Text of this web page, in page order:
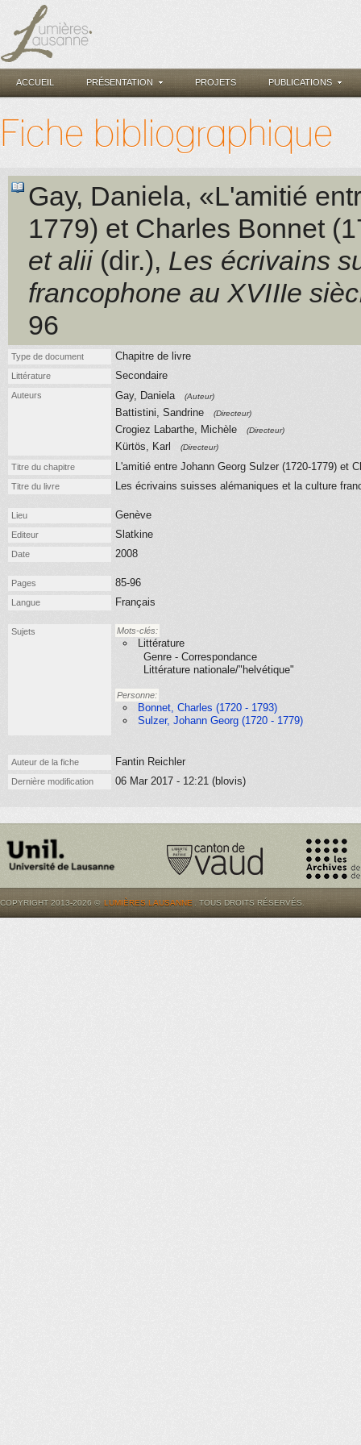
ACCUEIL PRÉSENTATION PROJETS PUBLICATIONS
Fiche bibliographique
Gay, Daniela, «L'amitié
1779) et Charles Bonnet
et alii(dir.), Les écrivains
francophone au XVIIIe
96
Type de document Chapitre de livre
Littérature Secondaire
Auteurs Gay, Daniela (Auteur)
Battistini, Sandrine (Directeur)
Crogiez Labarthe, Michèle (Directeur)
Kürtös, Karl (Directeur)
Titre du chapitre L'amitié entre Johann Georg Sulzer (1720-1779) et
Titre du livre Les écrivains suisses alémaniques et la culture
Lieu Genève
Editeur Slatkine
Date 2008
Pages 85-96
Langue Français
Sujets Mots-clés:
Littérature
Genre - Correspondance
Littérature nationale/"helvétique"
Personne:
Bonnet, Charles (1720 - 1793)
Sulzer, Johann Georg (1720 - 1779)
Auteur de la fiche Fantin Reichler
Dernière modification 06 Mar 2017 - 12:21 (blovis)
COPYRIGHT 2013-2026 © LUMIÈRES.LAUSANNE . TOUS DROITS RÉSERVÉS.